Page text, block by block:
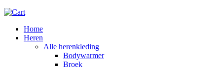
Home
Heren
Alle herenkleding
Bodywarmer
Broek